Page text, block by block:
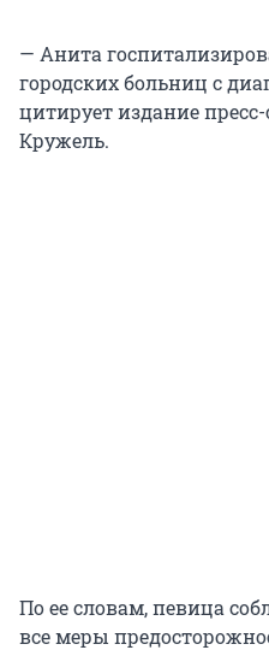
— Анита
городских больниц с
цитирует издание
Кружель.
По ее словам, певица
все меры